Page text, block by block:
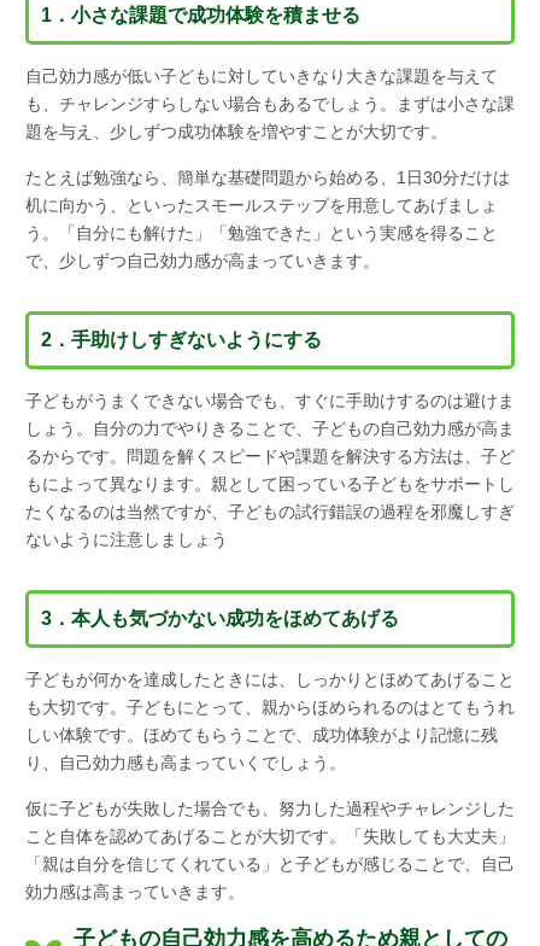
1．小さな課題で成功体験を積ませる
自己効力感が低い子どもに対していきなり大きな課題を与えて
も、チャレンジすらしない場合もあるでしょう。まずは小さな課
題を与え、少しずつ成功体験を増やすことが大切です。
たとえば勉強なら、簡単な基礎問題から始める、1日30分だけは
机に向かう、といったスモールステップを用意してあげましょ
う。「自分にも解けた」「勉強できた」という実感を得ること
で、少しずつ自己効力感が高まっていきます。
2．手助けしすぎないようにする
子どもがうまくできない場合でも、すぐに手助けするのは避けま
しょう。自分の力でやりきることで、子どもの自己効力感が高ま
るからです。問題を解くスピードや課題を解決する方法は、子ど
もによって異なります。親として困っている子どもをサポートし
たくなるのは当然ですが、子どもの試行錯誤の過程を邪魔しすぎ
ないように注意しましょう
3．本人も気づかない成功をほめてあげる
子どもが何かを達成したときには、しっかりとほめてあげること
も大切です。子どもにとって、親からほめられるのはとてもうれ
しい体験です。ほめてもらうことで、成功体験がより記憶に残
り、自己効力感も高まっていくでしょう。
仮に子どもが失敗した場合でも、努力した過程やチャレンジした
こと自体を認めてあげることが大切です。「失敗しても大丈夫」
「親は自分を信じてくれている」と子どもが感じることで、自己
効力感は高まっていきます。
子どもの自己効力感を高めるため親としての